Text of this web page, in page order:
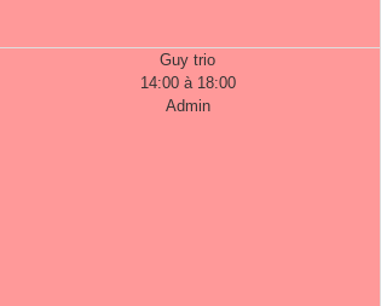
Guy trio
14:00 à 18:00
Admin